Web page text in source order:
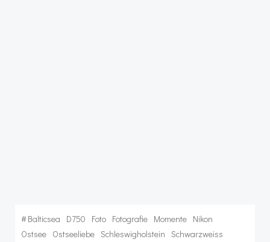
#Balticsea D750 Foto Fotografie Momente Nikon
Ostsee Ostseeliebe Schleswigholstein Schwarzweiss